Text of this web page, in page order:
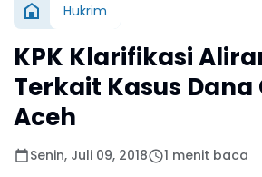
Hukrim
KPK Klarifikasi
Terkait Kasus Dana
Aceh
Senin, Juli 09, 2018 1 menit baca